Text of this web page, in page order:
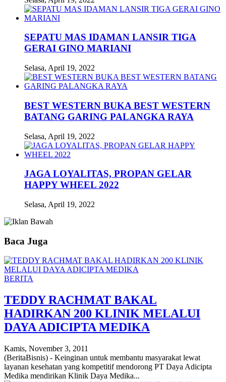
SEPATU MAS IDAMAN LANSIR TIGA
GERAI GINO MARIANI
Selasa, April 19, 2022
BEST WESTERN BUKA BEST WESTERN
BATANG GARING PALANGKA RAYA
Selasa, April 19, 2022
JAGA LOYALITAS, PROPAN GELAR
HAPPY WHEEL 2022
Selasa, April 19, 2022
Baca Juga
BERITA
TEDDY RACHMAT BAKAL
HADIRKAN 200 KLINIK MELALUI
DAYA ADICIPTA MEDIKA
Kamis, November 3, 2011
(BeritaBisnis) - Keinginan untuk membantu masyarakat lewat
layanan kesehatan yang kompetitif mendorong PT Daya Adicipta
Medika mendirikan Klinik Daya Medika...